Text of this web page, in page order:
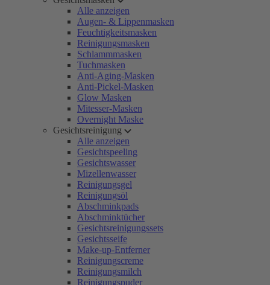
Alle anzeigen
Augen- & Lippenmasken
Feuchtigkeitsmasken
Reinigungsmasken
Schlammmasken
Tuchmasken
Anti-Aging-Masken
Anti-Pickel-Masken
Glow Masken
Mitesser-Masken
Overnight Maske
Gesichtsreinigung
Alle anzeigen
Gesichtspeeling
Gesichtswasser
Mizellenwasser
Reinigungsgel
Reinigungsöl
Abschminkpads
Abschminktücher
Gesichtsreinigungssets
Gesichtsseife
Make-up-Entferner
Reinigungscreme
Reinigungsmilch
Reinigungspuder